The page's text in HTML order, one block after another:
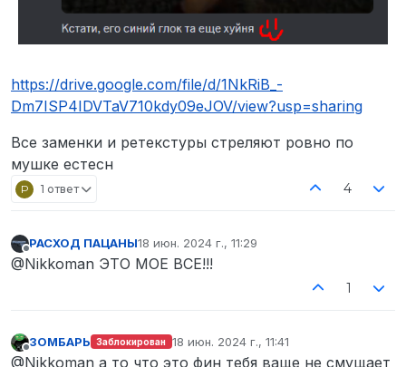
https://drive.google.com/file/d/1NkRiB_-
Dm7ISP4IDVTaV710kdy09eJOV/view?usp=sharing
Все заменки и ретекстуры стреляют ровно по
мушке естесн
P 1 ответ 4
Не в сети
РАСХОД ПАЦАНЫ18 июн. 2024 г., 11:29
отредактировано
@Nikkoman ЭТО МОЕ ВСЕ!!!
1
Не в сети
ЗОМБАРЬ Заблокирован 18 июн. 2024 г., 11:41
отредактировано
@Nikkoman а то что это фин тебя ваще не смущает